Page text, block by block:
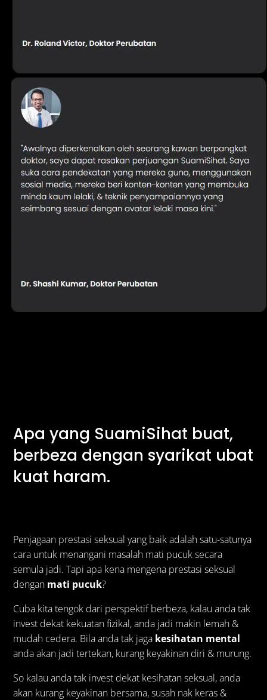
Apa yang SuamiSihat buat,
berbeza dengan syarikat ubat
kuat haram.
Penjagaan prestasi seksual yang baik adalah satu-satunya
cara untuk menangani masalah mati pucuk secara
semula jadi. Tapi apa kena mengena prestasi seksual
dengan mati pucuk?
Cuba kita tengok dari perspektif berbeza, kalau anda tak
invest dekat kekuatan fizikal, anda jadi makin lemah &
mudah cedera. Bila anda tak jaga kesihatan mental
anda akan jadi tertekan, kurang keyakinan diri & murung.
So kalau anda tak invest dekat kesihatan seksual, anda
akan kurang keyakinan bersama, susah nak keras &